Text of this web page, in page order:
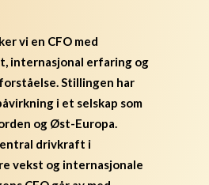
vi en CFO med
internasjonal erfaring og
Stillingen har
i et selskap som
og Øst-Europa.
drivkraft i
vekst og internasjonale